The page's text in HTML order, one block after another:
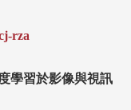
rza
學習於影像與視訊